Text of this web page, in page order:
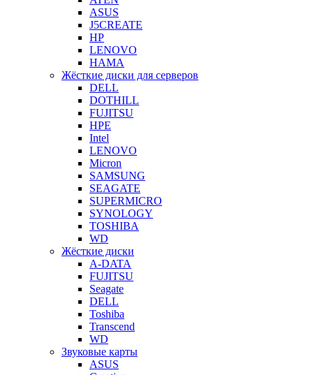
ASUS
J5CREATE
HP
LENOVO
HAMA
Жёсткие диски для серверов
DELL
DOTHILL
FUJITSU
HPE
Intel
LENOVO
Micron
SAMSUNG
SEAGATE
SUPERMICRO
SYNOLOGY
TOSHIBA
WD
Жёсткие диски
A-DATA
FUJITSU
Seagate
DELL
Toshiba
Transcend
WD
Звуковые карты
ASUS